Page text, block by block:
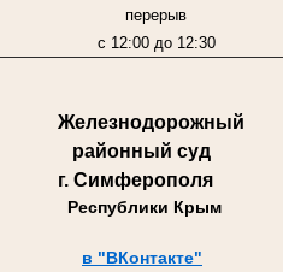
перерыв
с 12:00 до 12:30
Железнодорожный
районный суд
г. Симферополя
Республики Крым
в "ВКонтакте"